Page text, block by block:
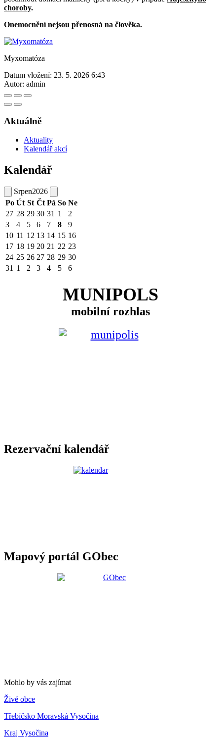
choroby.
Onemocnění nejsou přenosná na člověka.
Myxomatóza
Datum vložení: 23. 5. 2026 6:43
Autor: admin
Aktuálně
Aktuality
Kalendář akcí
Kalendář
Srpen2026
Po Út St Čt Pá So Ne
27 28 29 30 31 1
2
3
4 5 6 7 8
9
10 11 12 13 14 15 16
17 18 19 20 21 22 23
24 25 26 27 28 29 30
31 1 2 3 4 5 6
MUNIPOLS
mobilní rozhlas
Rezervační kalendář
Mapový portál GObec
Mohlo by vás zajímat
Živé obce
Třebíčsko Moravská Vysočina
Kraj Vysočina